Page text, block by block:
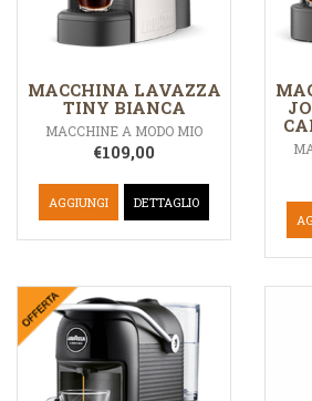
MACCHINA LAVAZZA
TINY BIANCA
MACCHINE A MODO MIO
€109,00
AGGIUNGI DETTAGLIO